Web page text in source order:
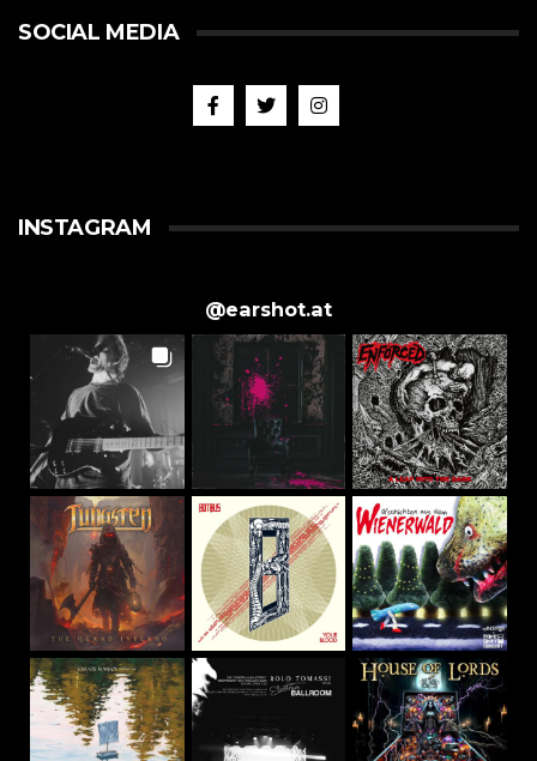
SOCIAL MEDIA
INSTAGRAM
@earshot.at